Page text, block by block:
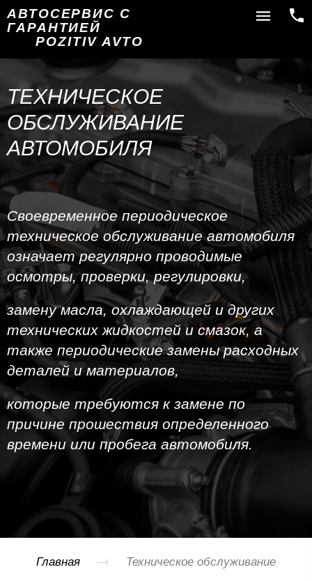
АВТОСЕРВИС С
ГАРАНТИЕЙ
POZITIV AVTO
ТЕХНИЧЕСКОЕ
ОБСЛУЖИВАНИЕ
АВТОМОБИЛЯ
Своевременное периодическое
техническое обслуживание автомобиля
означает регулярно проводимые
осмотры, проверки, регулировки,
замену масла, охлаждающей и других
технических жидкостей и смазок, а
также периодические замены расходных
деталей и материалов,
которые требуются к замене по
причине прошествия определенного
времени или пробега автомобиля.
Главная Техническое обслуживание